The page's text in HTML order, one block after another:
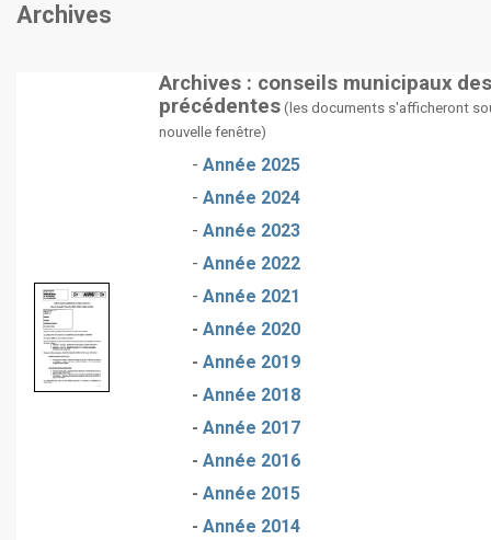
Archives
Archives : conseils municipaux
précédentes (les documents s'afficheront
nouvelle fenêtre)
- Année 2025
- Année 2024
- Année 2023
- Année 2022
- Année 2021
- Année 2020
- Année 2019
- Année 2018
- Année 2017
- Année 2016
- Année 2015
- Année 2014